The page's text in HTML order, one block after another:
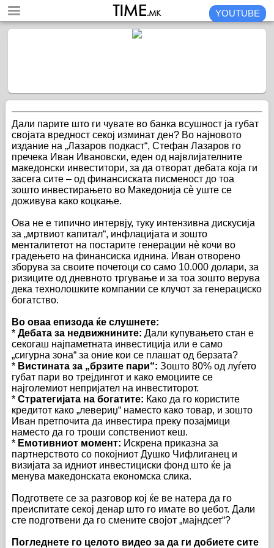
YOUTUBE
Дали парите што ги чувате во банка всушност ја губат
својата вредност секој изминат ден? Во најновото
издание на „Лазаров подкаст“, Стефан Лазаров го
пречека Иван Ивановски, еден од највлијателните
македонски инвеститори, за да отворат дебата која ги
засега сите – од финансиската писменост до тоа
зошто инвестирањето во Македонија сè уште се
доживува како коцкање.
Ова не е типично интервју, туку интензивна дискусија
за „мртвиот капитал“, инфлацијата и зошто
менталитетот на постарите генерации нè кочи во
градењето на финансиска иднина. Иван отворено
зборува за своите почетоци со само 10.000 долари, за
ризиците од дневното тргување и за тоа зошто верува
дека технолошките компании се клучот за генерациско
богатство.
Во оваа епизода ќе слушнете:
* Дебата за недвижнините: Дали купувањето стан е
секогаш најпаметната инвестиција или е само
„сигурна зона“ за оние кои се плашат од берзата?
* Вистината за „брзите пари“: Зошто 80% од луѓето
губат пари во трејдингот и како емоциите се
најголемиот непријател на инвеститорот.
* Стратегијата на богатите: Како да го користите
кредитот како „левериџ“ наместо како товар, и зошто
Иван претпочита да инвестира преку позајмици
наместо да го троши сопствениот кеш.
* Емотивниот момент: Искрена приказна за
партнерството со покојниот Душко Чифлиганец и
визијата за идниот инвестициски фонд што ќе ја
менува македонската економска слика.
Подгответе се за разговор кој ќе ве натера да го
преиспитате секој денар што го имате во џебот. Дали
сте подготвени да го смените својот „мајндсет“?
Погледнете го целото видео за да ги добиете сите